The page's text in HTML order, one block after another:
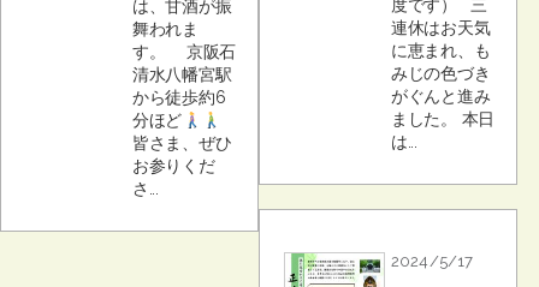
は、甘酒が振
舞われま
す。 京阪石
清水八幡宮駅
から徒歩約6
分ほど
皆さま、ぜひ
お参りくだ
さ...
度です） 三
連休はお天気
に恵まれ、も
みじの色づき
がぐんと進み
ました。 本日
は...
2024/5/17